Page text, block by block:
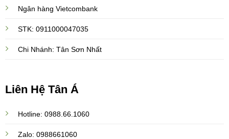
Ngân hàng Vietcombank
STK: 0911000047035
Chi Nhánh: Tân Sơn Nhất
Liên Hệ Tân Á
Hotline: 0988.66.1060
Zalo: 0988661060